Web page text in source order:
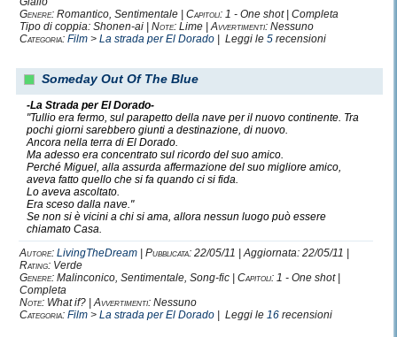
Genere: Romantico, Sentimentale | Capitoli: 1 - One shot | Completa
Tipo di coppia: Shonen-ai | Note: Lime |Avvertimenti: Nessuno
Categoria: Film > La strada per El Dorado | Leggi le 5 recensioni
Someday Out Of The Blue
-La Strada per El Dorado-
"Tullio era fermo, sul parapetto della nave per il nuovo continente. Tra
pochi giorni sarebbero giunti a destinazione, di nuovo.
Ancora nella terra di El Dorado.
Ma adesso era concentrato sul ricordo del suo amico.
Perché Miguel, alla assurda affermazione del suo migliore amico,
aveva fatto quello che si fa quando ci si fida.
Lo aveva ascoltato.
Era sceso dalla nave."
Se non si è vicini a chi si ama, allora nessun luogo può essere
chiamato Casa.
Autore: LivingTheDream Pubblicata: 22/05/11 | Aggiornata: 22/05/11 |
Rating: Verde
Genere: Malinconico, Sentimentale, Song-fic | Capitoli: 1 - One shot |
Completa
Note: What if? |Avvertimenti: Nessuno
Categoria: Film > La strada per El Dorado | Leggi le 16 recensioni